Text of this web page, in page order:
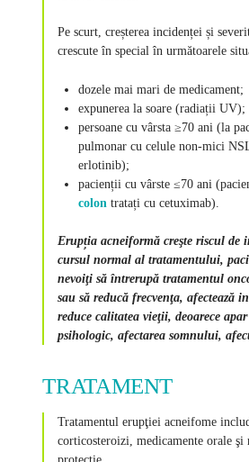
Pe scurt, creșterea incidenței și
crescute în special în următoarele
dozele mai mari de medicament;
expunerea la soare (radiații UV);
persoane cu vârsta ≥70 ani (la
pulmonar cu celule non-mici
erlotinib);
pacienții cu vârste ≤70 ani
colon tratați cu cetuximab).
Erupția acneiformă creşte riscul de
cursul normal al tratamentului,
nevoiţi să întrerupă tratamentul
sau să reducă frecvenţa, afectează
reduce calitatea vieţii, deoarece
psihologic, afectarea somnului,
TRATAMENT
Tratamentul erupţiei acneifome
corticosteroizi, medicamente orale